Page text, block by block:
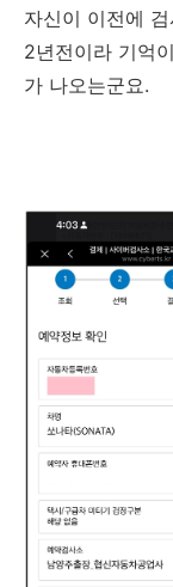
자신이 이전에
2년전이라 기억
가 나오는군요.